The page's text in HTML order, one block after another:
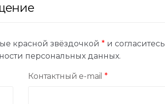
красной звёздочкой * и согласитесь
персональных данных.
Контактный e-mail*